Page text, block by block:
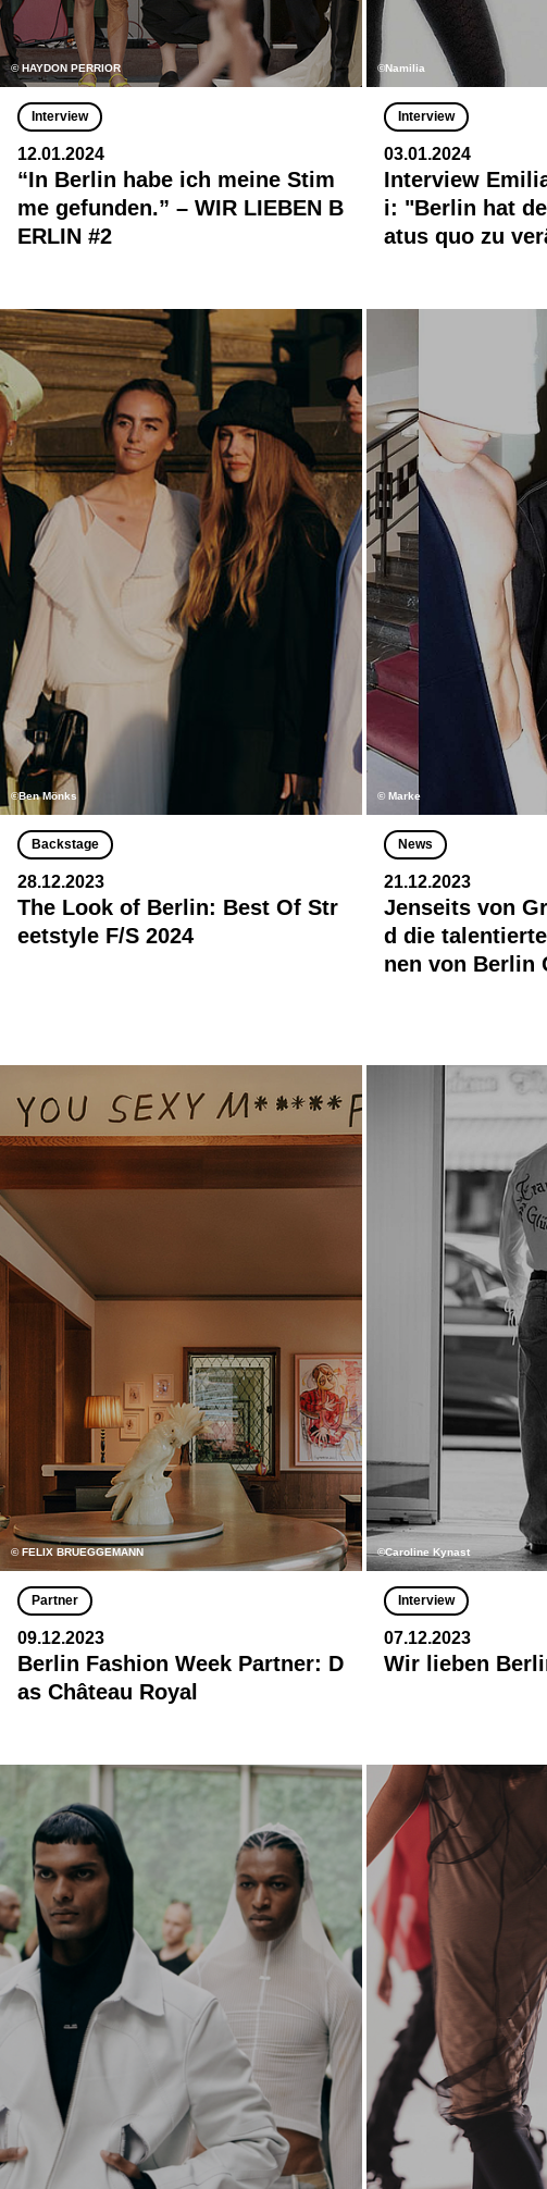
© HAYDON PERRIOR
Interview
12.01.2024
“In Berlin habe ich meine Stim
me gefunden.” – WIR LIEBEN B
ERLIN #2
©Namilia
Interview
03.01.2024
Interview
i: "Berlin hat
atus quo zu
©Ben Mönks
Backstage
28.12.2023
The Look of Berlin: Best Of Str
eetstyle F/S 2024
© Marke
News
21.12.2023
Jenseits von
d die
nen von Berlin
© FELIX BRUEGGEMANN
Partner
09.12.2023
Berlin Fashion Week Partner: D
as Château Royal
©Caroline Kynast
Interview
07.12.2023
Wir lieben